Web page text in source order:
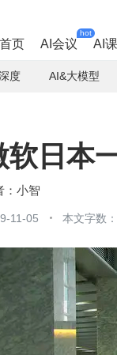
首页 AI会议
hot
AI
度 AI&大模型
软日本
小智
11-05 本文字数